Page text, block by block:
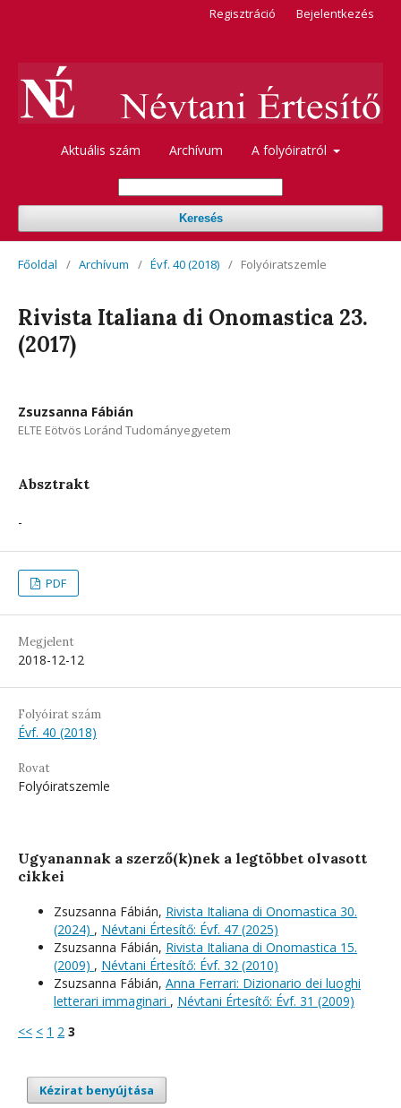
Aktuális szám Archívum A folyóiratról
Keresés
Regisztráció Bejelentkezés
Főoldal / Archívum / Évf. 40 (2018) / Folyóiratszemle
Rivista Italiana di Onomastica 23.
(2017)
Zsuzsanna Fábián
ELTE Eötvös Loránd Tudományegyetem
Absztrakt
-
PDF
Megjelent
2018-12-12
Folyóirat szám
Évf. 40 (2018)
Rovat
Folyóiratszemle
Ugyanannak a szerző(k)nek a legtöbbet olvasott
cikkei
Zsuzsanna Fábián, Rivista Italiana di Onomastica 30.
(2024) , Névtani Értesítő: Évf. 47 (2025)
Zsuzsanna Fábián, Rivista Italiana di Onomastica 15.
(2009) , Névtani Értesítő: Évf. 32 (2010)
Zsuzsanna Fábián, Anna Ferrari: Dizionario dei luoghi
letterari immaginari , Névtani Értesítő: Évf. 31 (2009)
<< < 1 2 3
Kézirat benyújtása